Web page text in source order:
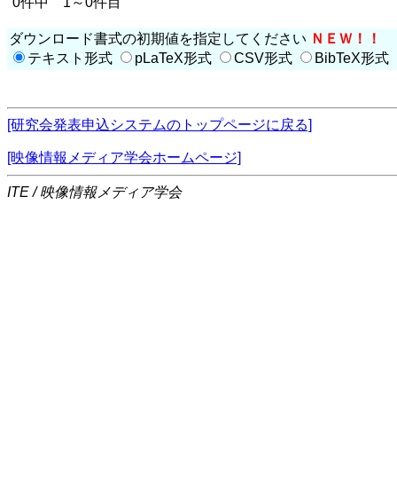
ダウンロード書式の初期値を指定してください ＮＥＷ！！
テキスト形式
pLaTeX形式 CSV形式 BibTeX形式
[研究会発表申込システムのトップページに戻る]
[映像情報メディア学会ホームページ]
ITE / 映像情報メディア学会